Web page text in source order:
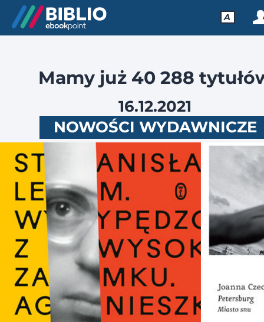
A
Mamy już 40 288
16.12.2021
NOWOŚCI WYDAWNICZE